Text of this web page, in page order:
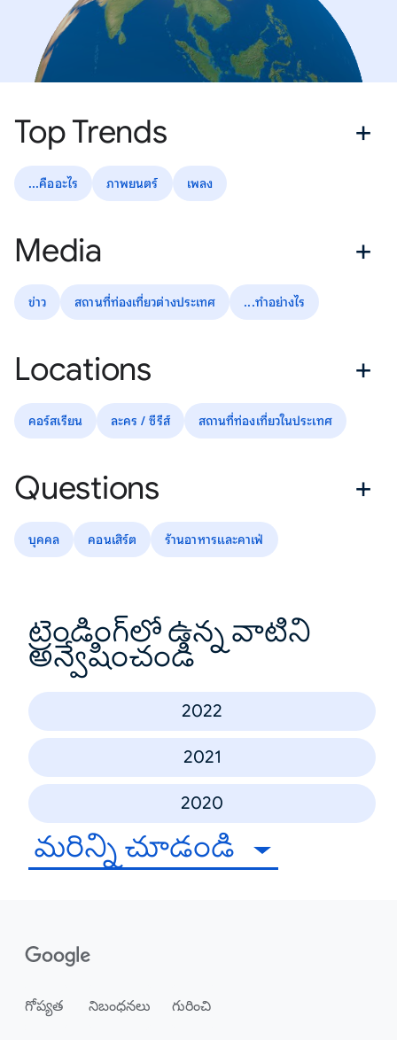
Top Trends
...คืออะไร ภาพยนตร์ เพลง
Media
ข่าว สถานที่ท่องเที่ยวต่างประเทศ ...ทำอย่างไร
Locations
คอร์สเรียน ละคร / ซีรีส์ สถานที่ท่องเที่ยวในประเทศ
Questions
บุคคล คอนเสิร์ต ร้านอาหารและคาเฟ่
ట్రెండింగ్‌లో ఉన్న వాటిని
అన్వేషించండి
2022
2021
2020
మరిన్ని చూడండి
గోప్యత నిబంధనలు గురించి